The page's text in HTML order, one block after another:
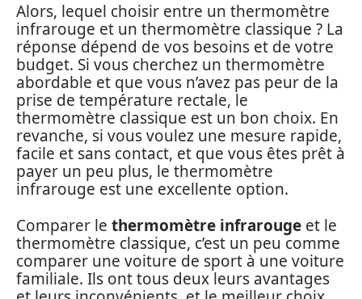
Alors, lequel choisir entre un thermomètre
infrarouge et un thermomètre classique ? La
réponse dépend de vos besoins et de votre
budget. Si vous cherchez un thermomètre
abordable et que vous n’avez pas peur de la
prise de température rectale, le
thermomètre classique est un bon choix. En
revanche, si vous voulez une mesure rapide,
facile et sans contact, et que vous êtes prêt à
payer un peu plus, le thermomètre
infrarouge est une excellente option.
Comparer le thermomètre infrarouge et le
thermomètre classique, c’est un peu comme
comparer une voiture de sport à une voiture
familiale. Ils ont tous deux leurs avantages